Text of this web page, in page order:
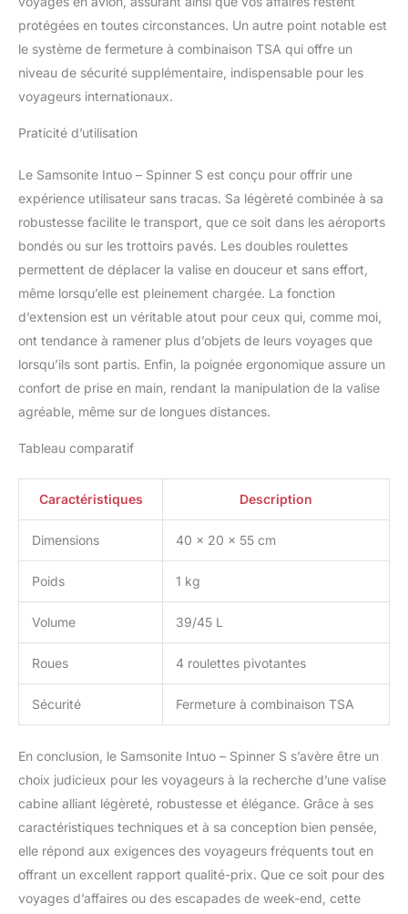
protégées en toutes circonstances. Un autre point notable est
le système de fermeture à combinaison TSA qui offre un
niveau de sécurité supplémentaire, indispensable pour les
voyageurs internationaux.
Praticité d’utilisation
Le Samsonite Intuo – Spinner S est conçu pour offrir une
expérience utilisateur sans tracas. Sa légèreté combinée à sa
robustesse facilite le transport, que ce soit dans les aéroports
bondés ou sur les trottoirs pavés. Les doubles roulettes
permettent de déplacer la valise en douceur et sans effort,
même lorsqu’elle est pleinement chargée. La fonction
d’extension est un véritable atout pour ceux qui, comme moi,
ont tendance à ramener plus d’objets de leurs voyages que
lorsqu’ils sont partis. Enfin, la poignée ergonomique assure un
confort de prise en main, rendant la manipulation de la valise
agréable, même sur de longues distances.
Tableau comparatif
Caractéristiques Description
Dimensions 40 x 20 x 55 cm
Poids 1 kg
Volume 39/45 L
Roues 4 roulettes pivotantes
Sécurité Fermeture à combinaison TSA
En conclusion, le Samsonite Intuo – Spinner S s’avère être un
choix judicieux pour les voyageurs à la recherche d’une valise
cabine alliant légèreté, robustesse et élégance. Grâce à ses
caractéristiques techniques et à sa conception bien pensée,
elle répond aux exigences des voyageurs fréquents tout en
offrant un excellent rapport qualité-prix. Que ce soit pour des
voyages d’affaires ou des escapades de week-end, cette